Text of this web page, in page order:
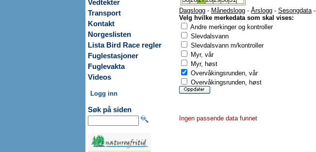
Vedtekter
Transport
Kontakt
Norgeslisten
Lista Bird Race regler
Fuglestasjoner
Fuglevakta
Videos
Logg inn
Søk på siden
Dagslogg - Månedslogg - Årslogg - Sesongdata-
Velg hvilke merkedata som skal vises:
Andre merkinger og kontroller
Slevdalsvann
Slevdalsvann m/kontroller
Myr, vår
Myr, høst
Overvåkingsrunden, vår
Overvåkingsrunden, høst
Ingen passende data funnet